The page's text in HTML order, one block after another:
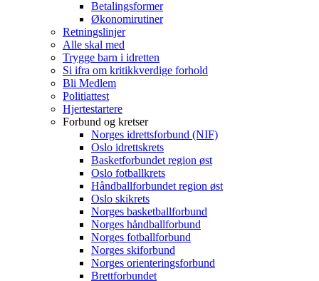
Betalingsformer
Økonomirutiner
Retningslinjer
Alle skal med
Trygge barn i idretten
Si ifra om kritikkverdige forhold
Bli Medlem
Politiattest
Hjertestartere
Forbund og kretser
Norges idrettsforbund (NIF)
Oslo idrettskrets
Basketforbundet region øst
Oslo fotballkrets
Håndballforbundet region øst
Oslo skikrets
Norges basketballforbund
Norges håndballforbund
Norges fotballforbund
Norges skiforbund
Norges orienteringsforbund
Brettforbundet